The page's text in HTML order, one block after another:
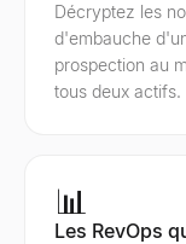
Décryptez les
d'embauche
prospection au
tous deux actifs.
📊
Les RevOps